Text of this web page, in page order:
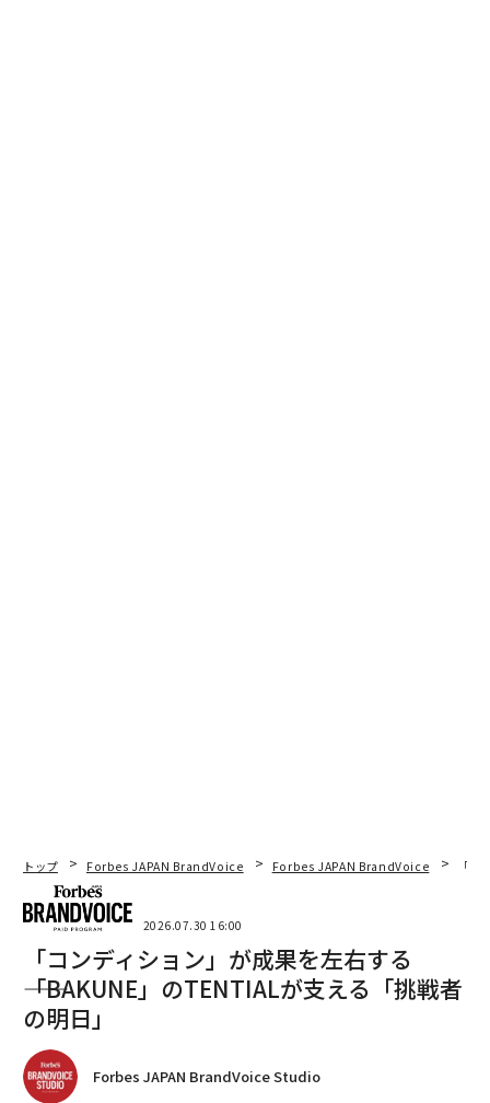
トップ Forbes JAPAN BrandVoice Forbes JAPAN BrandVoice 「
2026.07.30 16:00
「コンディション」が成果を左右する
――「BAKUNE」のTENTIALが支える「挑戦者
の明日」
Forbes JAPAN BrandVoice Studio